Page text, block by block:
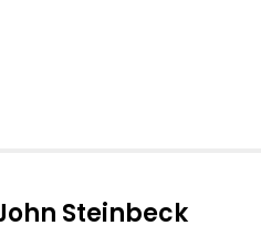
Steinbeck